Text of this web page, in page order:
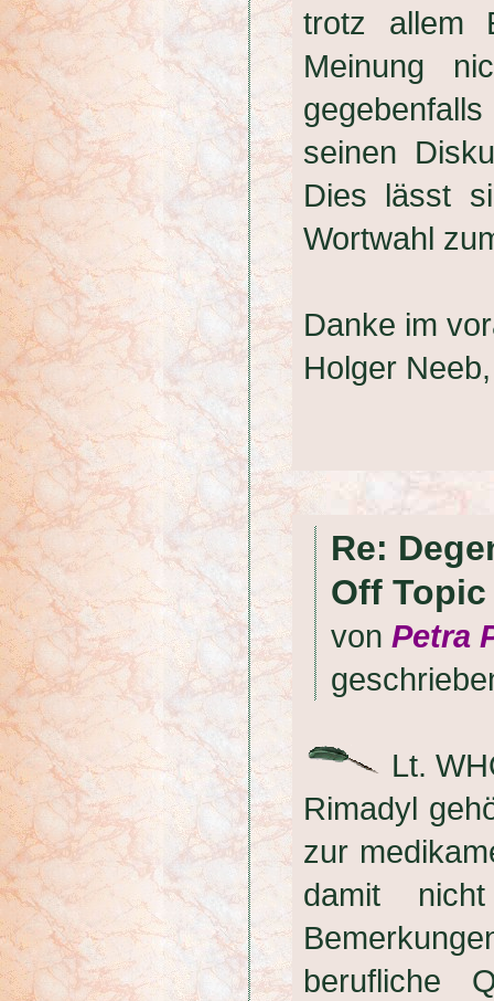
trotz allem
Meinung
seinen
Dies lässt
Wortwahl
Danke im
Holger
Re:
Off Topic
von Petra
Lt.
Rimadyl
zur
damit
berufliche